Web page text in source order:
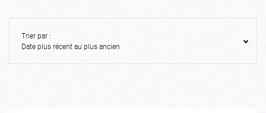
Trier par :
Date plus récent au plus ancien